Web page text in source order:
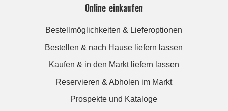
Online einkaufen
Bestellmöglichkeiten & Lieferoptionen
Bestellen & nach Hause liefern lassen
Kaufen & in den Markt liefern lassen
Reservieren & Abholen im Markt
Prospekte und Kataloge